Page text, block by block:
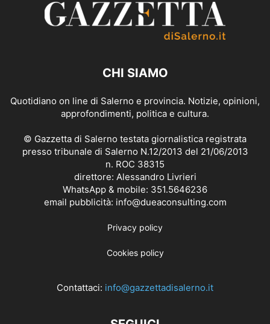
CHI SIAMO
Quotidiano on line di Salerno e provincia. Notizie, opinioni,
approfondimenti, politica e cultura.
© Gazzetta di Salerno testata giornalistica registrata
presso tribunale di Salerno N.12/2013 del 21/06/2013
n. ROC 38315
direttore: Alessandro Livrieri
WhatsApp & mobile: 351.5646236
email pubblicità: info@dueaconsulting.com
Privacy policy
Cookies policy
Contattaci: info@gazzettadisalerno.it